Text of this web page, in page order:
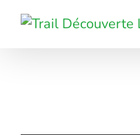
Passer